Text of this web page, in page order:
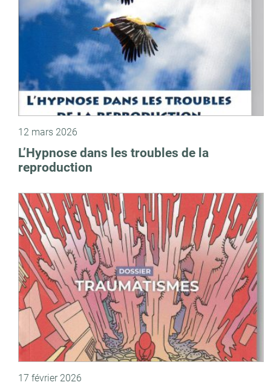
12 mars 2026
L’Hypnose dans les troubles de la
reproduction
17 février 2026